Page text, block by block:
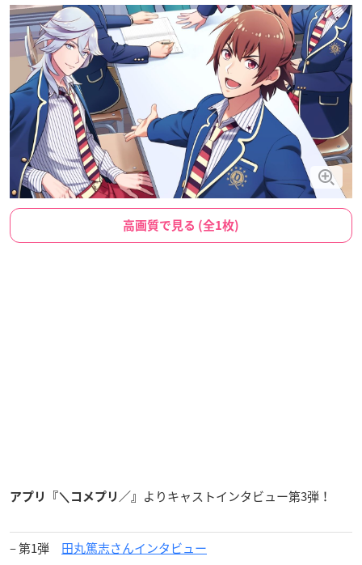
高画質で見る (全1枚)
アプリ『＼コメプリ／』 よりキャストインタビュー第3弾！
– 第1弾 田丸篤志さんインタビュー